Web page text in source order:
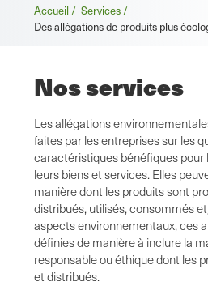
Fil
Accueil / Services /
Des allégations de produits plus
Nos services
Les allégations
faites par les entreprises sur les
caractéristiques bénéfiques
leurs biens et services. Elles
manière dont les produits sont
distribués, utilisés, consommés
aspects environnementaux, ces
définies de manière à inclure la
responsable ou éthique dont les
et distribués.